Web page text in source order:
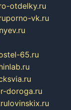
otdelky.ru
porno-vk.ru
65.ru
doroga.ru
lovinskix.ru